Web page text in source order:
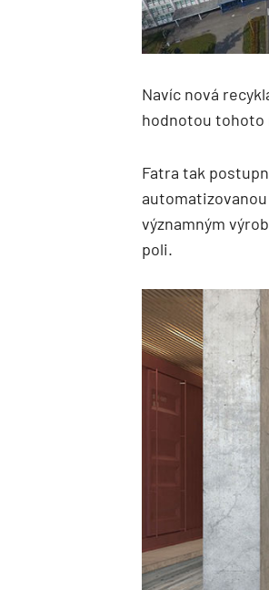
Navíc nová
hodnotou tohoto
Fatra tak
významným
poli.